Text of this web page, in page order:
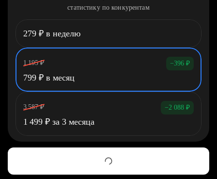
статистику по конкурентам
279 ₽ в неделю
1 195 ₽ −396 ₽
799 ₽ в месяц
3 587 ₽ −2 088 ₽
1 499 ₽ за 3 месяца